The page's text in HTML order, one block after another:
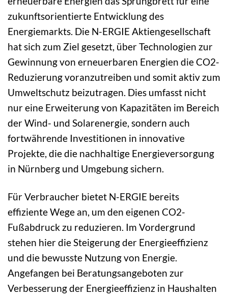
zukunftsorientierte Entwicklung des
Energiemarkts. Die N-ERGIE Aktiengesellschaft
hat sich zum Ziel gesetzt, über Technologien zur
Gewinnung von erneuerbaren Energien die CO2-
Reduzierung voranzutreiben und somit aktiv zum
Umweltschutz beizutragen. Dies umfasst nicht
nur eine Erweiterung von Kapazitäten im Bereich
der Wind- und Solarenergie, sondern auch
fortwährende Investitionen in innovative
Projekte, die die nachhaltige Energieversorgung
in Nürnberg und Umgebung sichern.
Für Verbraucher bietet N-ERGIE bereits
effiziente Wege an, um den eigenen CO2-
Fußabdruck zu reduzieren. Im Vordergrund
stehen hier die Steigerung der Energieeffizienz
und die bewusste Nutzung von Energie.
Angefangen bei Beratungsangeboten zur
Verbesserung der Energieeffizienz in Haushalten